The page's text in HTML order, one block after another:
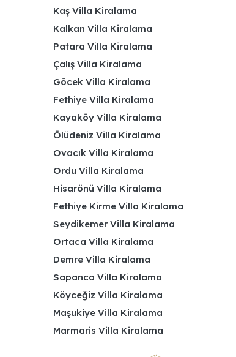
Kaş Villa Kiralama
Kalkan Villa Kiralama
Patara Villa Kiralama
Çalış Villa Kiralama
Göcek Villa Kiralama
Fethiye Villa Kiralama
Kayaköy Villa Kiralama
Ölüdeniz Villa Kiralama
Ovacık Villa Kiralama
Ordu Villa Kiralama
Hisarönü Villa Kiralama
Fethiye Kirme Villa Kiralama
Seydikemer Villa Kiralama
Ortaca Villa Kiralama
Demre Villa Kiralama
Sapanca Villa Kiralama
Köyceğiz Villa Kiralama
Maşukiye Villa Kiralama
Marmaris Villa Kiralama